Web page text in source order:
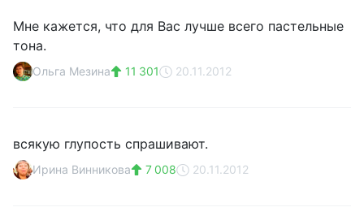
Мне кажется, что для Вас лучше всего пастельные
тона.
Ольга Мезина 11 301 20.11.2012
всякую глупость спрашивают.
Ирина Винникова 7 008 20.11.2012